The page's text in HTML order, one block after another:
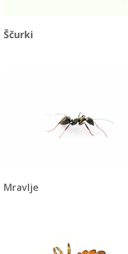
Ščurki
Mravlje